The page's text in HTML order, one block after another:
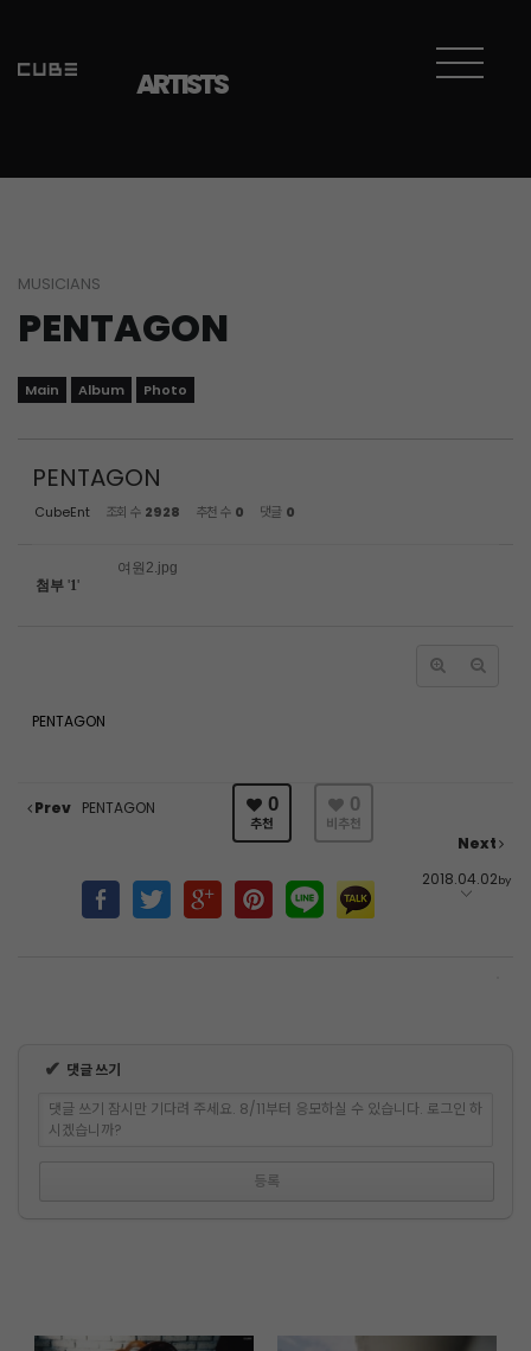
ARTISTS
MUSICIANS
PENTAGON
Main Album Photo
PENTAGON
CubeEnt 조회 수 2928 추천 수 0 댓글 0
첨부 '1'
여원2.jpg
PENTAGON
Prev PENTAGON
Next
2018.04.02by
0
추천
0
비추천
✔ 댓글 쓰기
댓글 쓰기 잠시만 기다려 주세요. 8/11부터 응모하실 수 있습니다. 로그인 하
시겠습니까?